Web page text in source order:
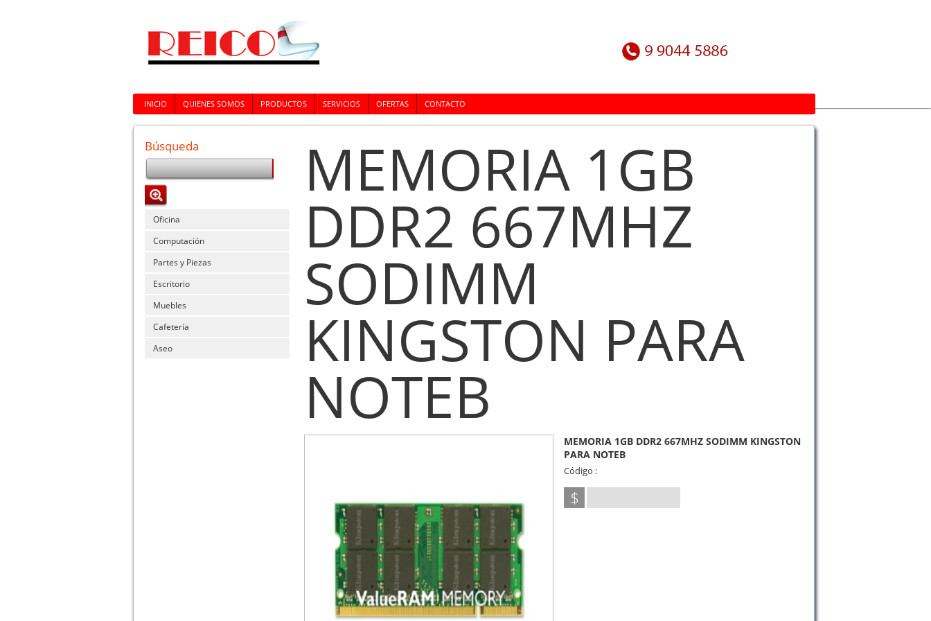
INICIO QUIENES SOMOS PRODUCTOS SERVICIOS OFERTAS CONTACTO
Búsqueda
Oficina
Computación
Partes y Piezas
Escritorio
Muebles
Cafetería
Aseo
MEMORIA 1GB
DDR2 667MHZ
SODIMM
KINGSTON PARA
NOTEB
MEMORIA 1GB DDR2 667MHZ SODIMM KINGSTON
PARA NOTEB
Código :
$